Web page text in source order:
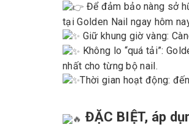
Để đảm bảo nàng sở
tại Golden Nail ngay hôm
Giữ khung giờ vàng:
Không lo “quá tải”:
nhất cho từng bộ nail.
Thời gian hoạt động:
ĐẶC BIỆT, áp